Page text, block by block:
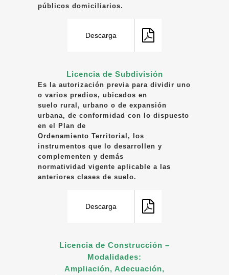
públicos domiciliarios.
Descarga
Licencia de Subdivisión
Es la autorización previa para dividir uno
o varios predios, ubicados en
suelo rural, urbano o de expansión
urbana, de conformidad con lo dispuesto
en el Plan de
Ordenamiento Territorial, los
instrumentos que lo desarrollen y
complementen y demás
normatividad vigente aplicable a las
anteriores clases de suelo.
Descarga
Licencia de Construcción –
Modalidades:
Ampliación, Adecuación,